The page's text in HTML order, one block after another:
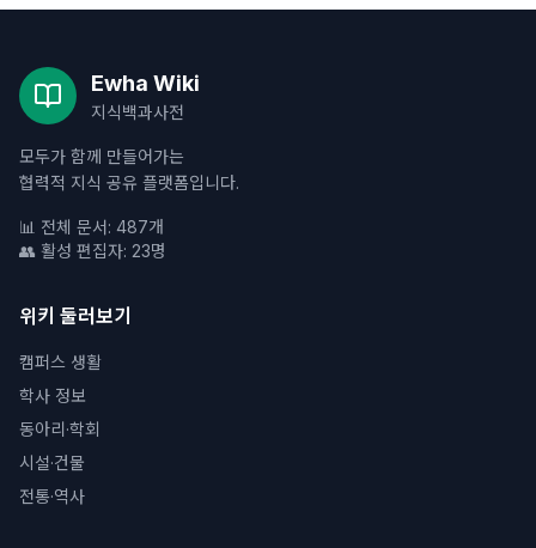
Ewha Wiki
지식백과사전
모두가 함께 만들어가는
협력적 지식 공유 플랫폼입니다.
📊 전체 문서: 487개
👥 활성 편집자: 23명
위키 둘러보기
캠퍼스 생활
학사 정보
동아리·학회
시설·건물
전통·역사